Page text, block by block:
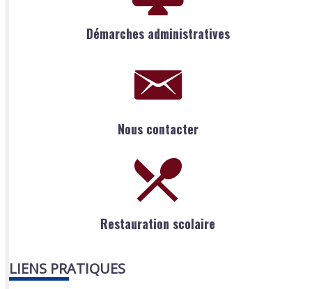
Démarches administratives
Nous contacter
Restauration scolaire
LIENS PRATIQUES